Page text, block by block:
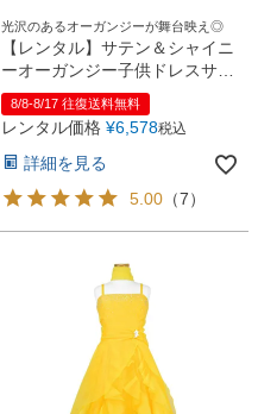
光沢のあるオーガンジーが舞台映え◎
【レンタル】サテン＆シャイニ
ーオーガンジー子供ドレスサニ
ー(KD149)ライラック
8/8-8/17 往復送料無料
レンタル価格 ¥6,578税込
詳細を見る
5.00 （7）